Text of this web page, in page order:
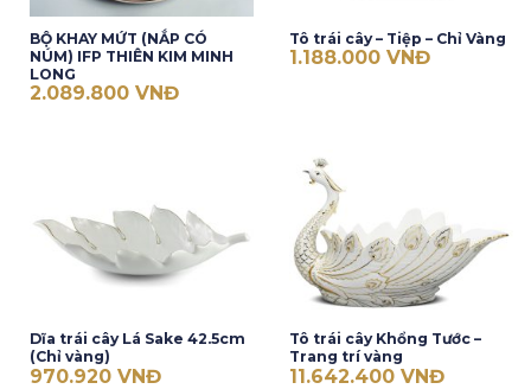
BỘ KHAY MỨT (NẮP CÓ
NÚM) IFP THIÊN KIM MINH
LONG
2.089.800 VNĐ
Tô trái cây – Tiệp – Chỉ Vàng
1.188.000 VNĐ
Dĩa trái cây Lá Sake 42.5cm
(Chỉ vàng)
970.920 VNĐ
Tô trái cây Khổng Tước –
Trang trí vàng
11.642.400 VNĐ